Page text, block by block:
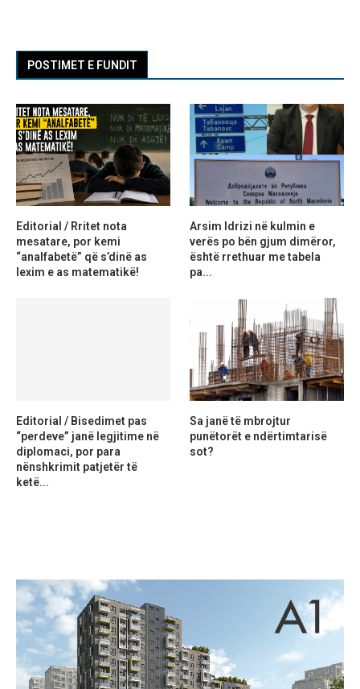
POSTIMET E FUNDIT
Editorial / Rritet nota
mesatare, por kemi
“analfabetë” që s’dinë as
lexim e as matematikë!
Arsim Idrizi në kulmin e
verës po bën gjum dimëror,
është rrethuar me tabela
pa...
Editorial / Bisedimet pas
“perdeve” janë legjitime në
diplomaci, por para
nënshkrimit patjetër të
ketë...
Sa janë të mbrojtur
punëtorët e ndërtimtarisë
sot?